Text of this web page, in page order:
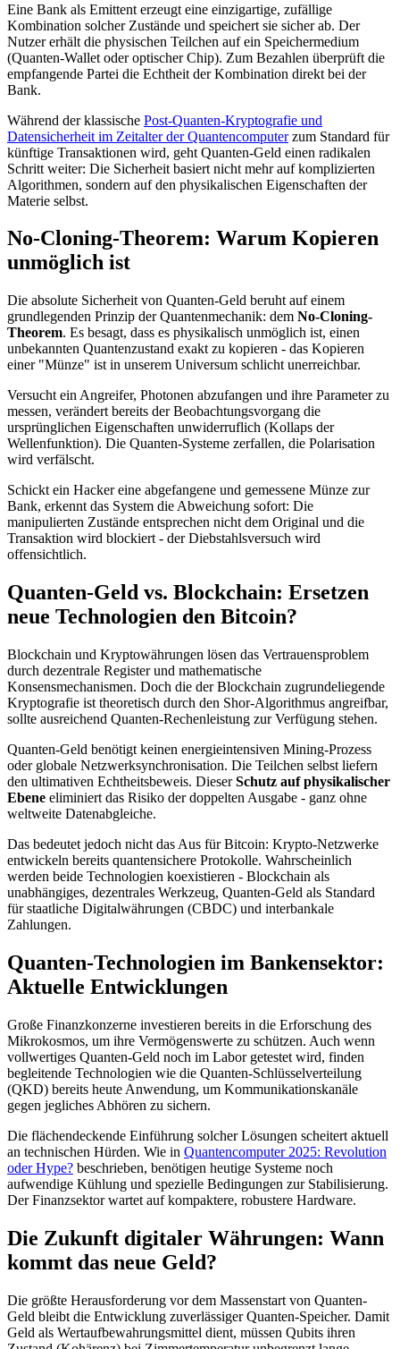
Eine Bank als Emittent erzeugt eine einzigartige, zufällige
Kombination solcher Zustände und speichert sie sicher ab. Der
Nutzer erhält die physischen Teilchen auf ein Speichermedium
(Quanten-Wallet oder optischer Chip). Zum Bezahlen überprüft die
empfangende Partei die Echtheit der Kombination direkt bei der
Bank.
Während der klassische Post-Quanten-Kryptografie und
Datensicherheit im Zeitalter der Quantencomputerzum Standard für
künftige Transaktionen wird, geht Quanten-Geld einen radikalen
Schritt weiter: Die Sicherheit basiert nicht mehr auf komplizierten
Algorithmen, sondern auf den physikalischen Eigenschaften der
Materie selbst.
No-Cloning-Theorem: Warum Kopieren
unmöglich ist
Die absolute Sicherheit von Quanten-Geld beruht auf einem
grundlegenden Prinzip der Quantenmechanik: dem No-Cloning-
Theorem. Es besagt, dass es physikalisch unmöglich ist, einen
unbekannten Quantenzustand exakt zu kopieren - das Kopieren
einer "Münze" ist in unserem Universum schlicht unerreichbar.
Versucht ein Angreifer, Photonen abzufangen und ihre Parameter zu
messen, verändert bereits der Beobachtungsvorgang die
ursprünglichen Eigenschaften unwiderruflich (Kollaps der
Wellenfunktion). Die Quanten-Systeme zerfallen, die Polarisation
wird verfälscht.
Schickt ein Hacker eine abgefangene und gemessene Münze zur
Bank, erkennt das System die Abweichung sofort: Die
manipulierten Zustände entsprechen nicht dem Original und die
Transaktion wird blockiert - der Diebstahlsversuch wird
offensichtlich.
Quanten-Geld vs. Blockchain: Ersetzen
neue Technologien den Bitcoin?
Blockchain und Kryptowährungen lösen das Vertrauensproblem
durch dezentrale Register und mathematische
Konsensmechanismen. Doch die der Blockchain zugrundeliegende
Kryptografie ist theoretisch durch den Shor-Algorithmus angreifbar,
sollte ausreichend Quanten-Rechenleistung zur Verfügung stehen.
Quanten-Geld benötigt keinen energieintensiven Mining-Prozess
oder globale Netzwerksynchronisation. Die Teilchen selbst liefern
den ultimativen Echtheitsbeweis. DieserSchutz auf physikalischer
Ebene eliminiert das Risiko der doppelten Ausgabe - ganz ohne
weltweite Datenabgleiche.
Das bedeutet jedoch nicht das Aus für Bitcoin: Krypto-Netzwerke
entwickeln bereits quantensichere Protokolle. Wahrscheinlich
werden beide Technologien koexistieren - Blockchain als
unabhängiges, dezentrales Werkzeug, Quanten-Geld als Standard
für staatliche Digitalwährungen (CBDC) und interbankale
Zahlungen.
Quanten-Technologien im Bankensektor:
Aktuelle Entwicklungen
Große Finanzkonzerne investieren bereits in die Erforschung des
Mikrokosmos, um ihre Vermögenswerte zu schützen. Auch wenn
vollwertiges Quanten-Geld noch im Labor getestet wird, finden
begleitende Technologien wie die Quanten-Schlüsselverteilung
(QKD) bereits heute Anwendung, um Kommunikationskanäle
gegen jegliches Abhören zu sichern.
Die flächendeckende Einführung solcher Lösungen scheitert aktuell
an technischen Hürden. Wie in Quantencomputer 2025: Revolution
oder Hype? beschrieben, benötigen heutige Systeme noch
aufwendige Kühlung und spezielle Bedingungen zur Stabilisierung.
Der Finanzsektor wartet auf kompaktere, robustere Hardware.
Die Zukunft digitaler Währungen: Wann
kommt das neue Geld?
Die größte Herausforderung vor dem Massenstart von Quanten-
Geld bleibt die Entwicklung zuverlässiger Quanten-Speicher. Damit
Geld als Wertaufbewahrungsmittel dient, müssen Qubits ihren